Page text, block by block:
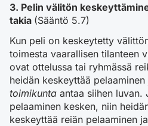
3. Pelin välitön
takia (Sääntö 5.7)
Kun peli on keskeytetty
toimesta vaarallisen tilanteen
ovat ottelussa tai ryhmässä
heidän keskeyttää
toimikunta antaa siihen luvan.
pelaaminen kesken, niin
keskeyttää reiän pelaaminen